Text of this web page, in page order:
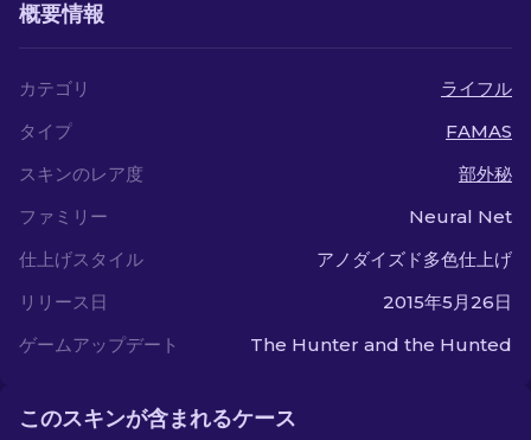
概要情報
カテゴリ
ライフル
タイプ
FAMAS
スキンのレア度
部外秘
ファミリー
Neural Net
仕上げスタイル
アノダイズド多色仕上げ
リリース日
2015年5月26日
ゲームアップデート
The Hunter and the Hunted
このスキンが含まれるケース